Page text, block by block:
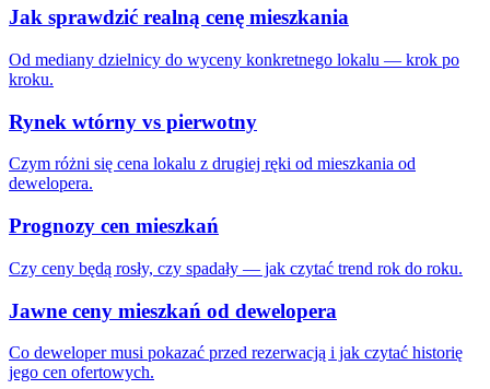
Jak sprawdzić realną cenę mieszkania
Od mediany dzielnicy do wyceny konkretnego lokalu — krok po
kroku.
Rynek wtórny vs pierwotny
Czym różni się cena lokalu z drugiej ręki od mieszkania od
dewelopera.
Prognozy cen mieszkań
Czy ceny będą rosły, czy spadały — jak czytać trend rok do roku.
Jawne ceny mieszkań od dewelopera
Co deweloper musi pokazać przed rezerwacją i jak czytać historię
jego cen ofertowych.